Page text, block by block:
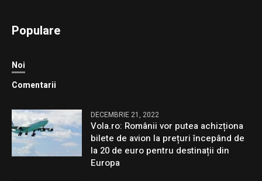
Populare
Noi
Comentarii
DECEMBRIE 21, 2022
Vola.ro: Românii vor putea achizționa
bilete de avion la prețuri începând de
la 20 de euro pentru destinații din
Europa